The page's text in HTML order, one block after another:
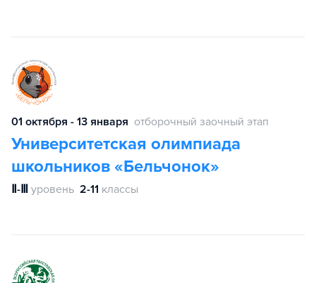
01 октября - 13 января отборочный заочный этап
Университетская олимпиада
школьников «Бельчонок»
Ⅱ-Ⅲ уровень 2-11 классы